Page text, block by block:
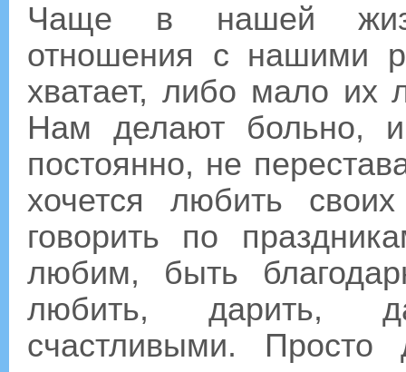
Чаще в нашей
отношения с нашими
хватает, либо мало их
Нам делают больно,
постоянно, не
хочется любить
говорить по
любим, быть
любить, дарить,
счастливыми. Просто